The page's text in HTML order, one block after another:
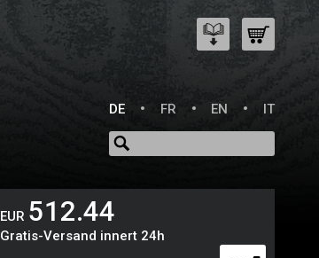
DE
FR EN IT
EUR 512.44
Gratis-Versand innert 24h